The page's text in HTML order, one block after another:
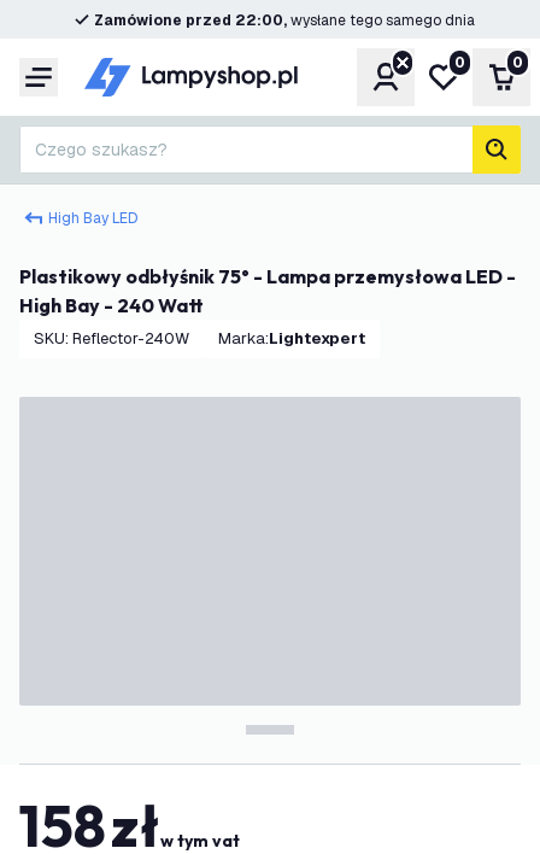
Zamówione przed 22:00,wysłane tego samego dnia
Menu KontoMoja lista
0 0
Czego szukasz?
High Bay LED
Plastikowy odbłyśnik 75° - Lampa przemysłowa LED -
High Bay - 240 Watt
SKU: Reflector-240W Marka: Lightexpert
158złw tym vat